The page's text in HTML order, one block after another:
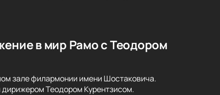
в мир Рамо с Теодором
зале филармонии имени Шостаковича.
Теодором Курентзисом.